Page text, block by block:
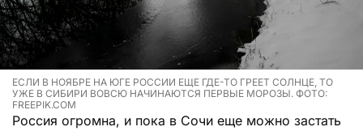
ЕСЛИ В НОЯБРЕ НА ЮГЕ РОССИИ ЕЩЕ ГДЕ-ТО ГРЕЕТ СОЛНЦЕ, ТО
УЖЕ В СИБИРИ ВОВСЮ НАЧИНАЮТСЯ ПЕРВЫЕ МОРОЗЫ. ФОТО:
FREEPIK.COM
Россия огромна, и пока в Сочи еще можно застать